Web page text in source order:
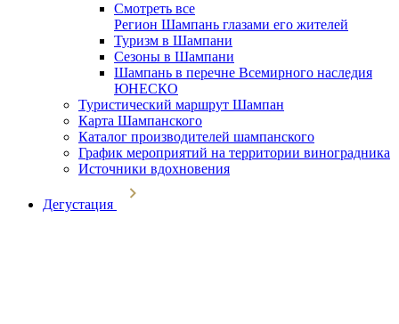
Смотреть все
Регион Шампань глазами его жителей
Туризм в Шампани
Сезоны в Шампани
Шампань в перечне Всемирного наследия
ЮНЕСКО
Туристический маршрут Шампан
Карта Шампанского
Каталог производителей шампанского
График мероприятий на территории виноградника
Источники вдохновения
Дегустация